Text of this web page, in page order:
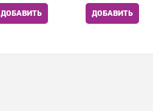
ДОБАВИТЬ ДОБАВИТЬ